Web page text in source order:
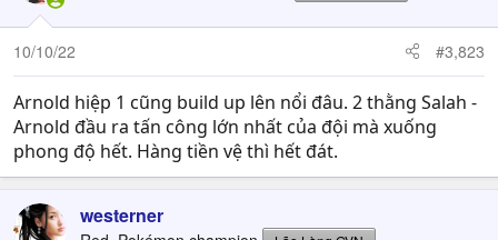
10/10/22 #3,823
Arnold hiệp 1 cũng build up lên nổi đâu. 2 thằng Salah -
Arnold đầu ra tấn công lớn nhất của đội mà xuống
phong độ hết. Hàng tiền vệ thì hết đát.
westerner